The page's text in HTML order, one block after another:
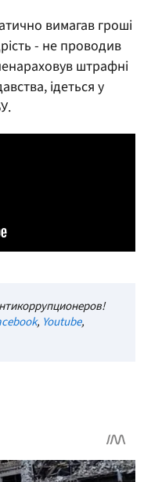
вимагав гроші
- не проводив
штрафні
ідеться у
, Youtube,